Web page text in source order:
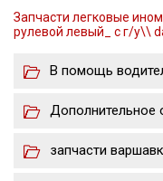
Запчасти легковые
рулевой левый_ с г/у\\
В помощь
Дополнительное
запчасти